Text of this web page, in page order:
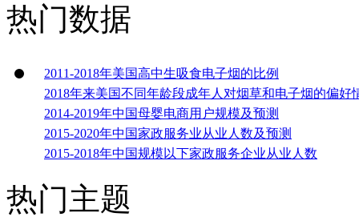
热门数据
2011-2018年美国高中生吸食电子烟的比例
2018年来美国不同年龄段成年人对烟草和电子烟的偏好
2014-2019年中国母婴电商用户规模及预测
2015-2020年中国家政服务业从业人数及预测
2015-2018年中国规模以下家政服务企业从业人数
热门主题